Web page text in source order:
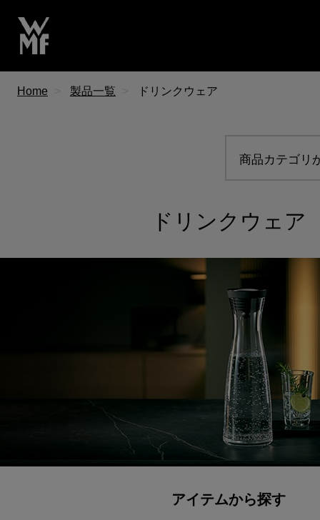
Home 製品一覧 ドリンクウェア
商品カテゴリ
ドリンクウェア
アイテムから探す